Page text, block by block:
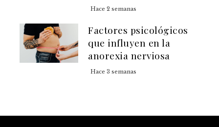
Hace 2 semanas
Factores psicológicos
que influyen en la
anorexia nerviosa
Hace 3 semanas